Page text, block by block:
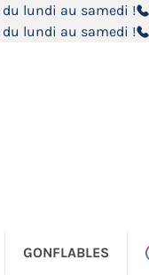
du lundi au samedi !
du lundi au samedi !
GONFLABLES